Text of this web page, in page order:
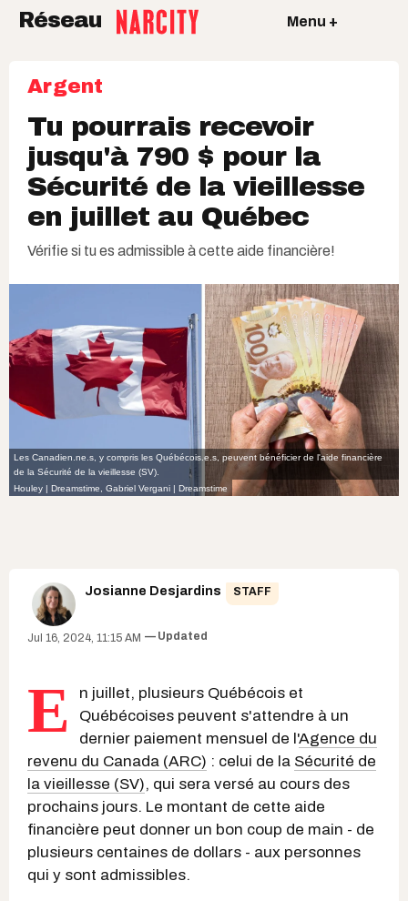
Réseau Menu +
Argent
Tu pourrais recevoir
jusqu'à 790 $ pour la
Sécurité de la vieillesse
en juillet au Québec
Vérifie si tu es admissible à cette aide financière!
Les Canadien.ne.s, y compris les Québécois.e.s, peuvent bénéficier de l'aide financière
de la Sécurité de la vieillesse (SV).
Houley | Dreamstime
Gabriel Vergani | Dreamstime
Josianne Desjardins STAFF
Jul 16, 2024, 11:15 AM Updated
E
n juillet, plusieurs Québécois et
Québécoises peuvent s'attendre à un
dernier paiement mensuel de l'Agence du
revenu du Canada (ARC) : celui de la Sécurité de
la vieillesse (SV), qui sera versé au cours des
prochains jours. Le montant de cette aide
financière peut donner un bon coup de main - de
plusieurs centaines de dollars - aux personnes
qui y sont admissibles.